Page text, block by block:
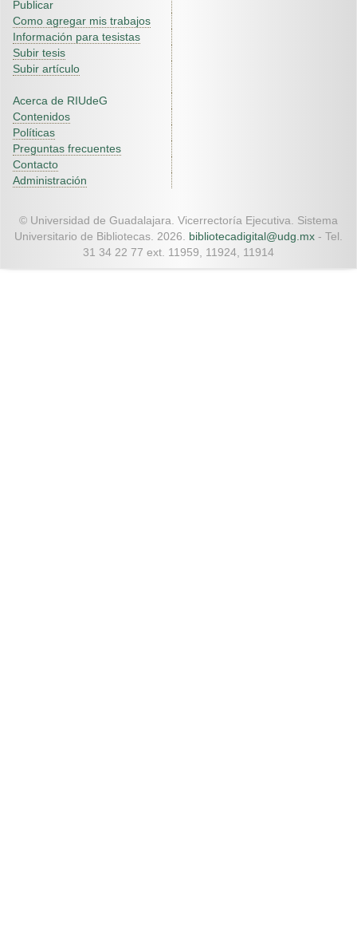
Publicar
Como agregar mis trabajos
Información para tesistas
Subir tesis
Subir artículo
Acerca de RIUdeG
Contenidos
Políticas
Preguntas frecuentes
Contacto
Administración
© Universidad de Guadalajara. Vicerrectoría Ejecutiva. Sistema
Universitario de Bibliotecas. 2026. bibliotecadigital@udg.mx - Tel.
31 34 22 77 ext. 11959, 11924, 11914